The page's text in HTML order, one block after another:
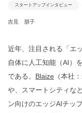
スタートアップインタビュー
吉見 朋子
近年、注目される「エ
自体に人工知能（AI）
である。 Blaize （本社
や、スマートシティな
ン向けのエッジAIチッ